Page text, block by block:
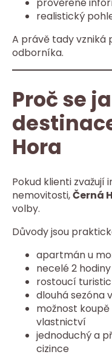
prověřené
realistický
A právě tady vzniká
odborníka.
Proč se
Hora
Pokud klienti zvažují
nemovitosti,Černá
volby.
Důvody jsou
apartmán u
necelé 2
rostoucí
dlouhá sezóna
možnost
vlastnictví
jednoduchý a
cizince